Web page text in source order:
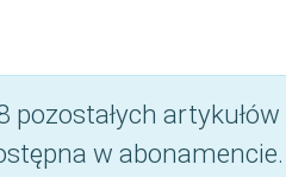
pozostałych artykułów
w abonamencie.